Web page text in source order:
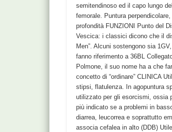
semitendinoso ed il capo lungo
femorale. Puntura
profondità FUNZIONI Punto del
Vescica: i classici dicono che il
Men”. Alcuni sostengono sia
fanno riferimento a 36BL
Polmone, il suo nome ha a che
concetto di “ordinare” CLINICA
stipsi, flatulenza. In agopuntura
utilizzato per gli esorcismi, ossia
più indicato se a problemi in
diarrea, leucorrea e soprattutto
associa cefalea in alto (DDB)